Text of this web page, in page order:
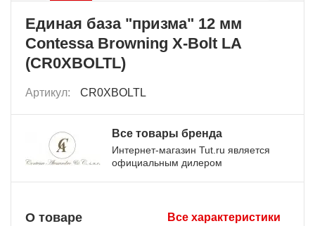
Единая база "призма" 12 мм
Contessa Browning X-Bolt LA
(CR0XBOLTL)
Артикул: CR0XBOLTL
Все товары бренда
Интернет-магазин Tut.ru является
официальным дилером
О товаре Все характеристики